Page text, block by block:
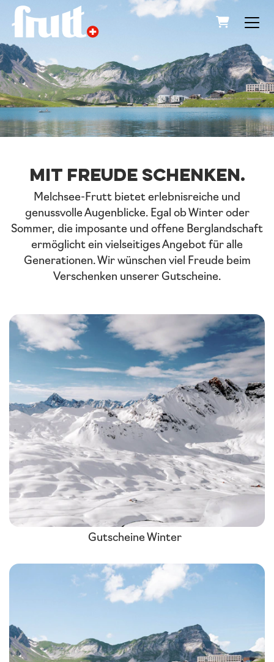
Mit Freude schenken.
Melchsee-Frutt bietet erlebnisreiche und
genussvolle Augenblicke. Egal ob Winter oder
Sommer, die imposante und offene Berglandschaft
ermöglicht ein vielseitiges Angebot für alle
Generationen. Wir wünschen viel Freude beim
Verschenken unserer Gutscheine.
Gutscheine Winter